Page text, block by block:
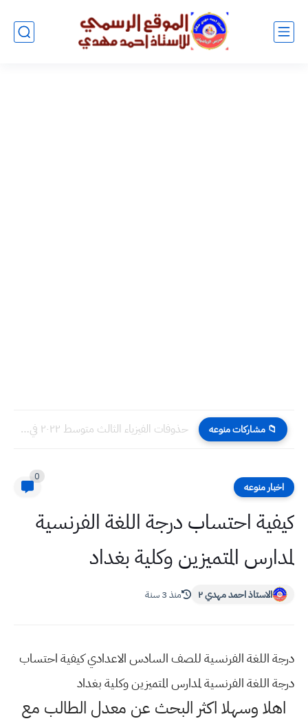
📁 مشاركات منوعه حذوفات الفيزياء الثالث متوسط ٢٠٢٢ في الامتحان الوزاري
اخبار منوعه
0
كيفية احتساب درجة اللغة الفرنسية
لمدارس المتميزين وكلية بغداد
الاستاذ احمد مهدي ٢ منذ 3 سنة
درجة اللغة الفرنسية للصف السادس الاعدادي كيفية احتساب
درجة اللغة الفرنسية لمدارس المتميزين وكلية بغداد
اهلا وسهلا اكثر البحث عن معدل الطالب مع